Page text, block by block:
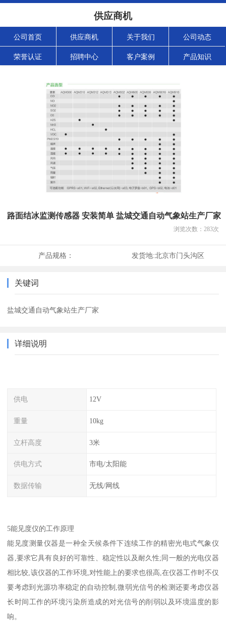
供应商机
公司首页 供应商机 关于我们 公司动态
荣誉认证 招聘中心 客户案例 产品知识
路面结冰监测传感器 安装简单 盐城交通自动气象站生产厂家
浏览次数： 283次
产品规格： 发货地:北京市门头沟区
关键词
盐城交通自动气象站生产厂家
详细说明
供电 12V
重量 10kg
立杆高度 3米
供电方式 市电/太阳能
数据传输 无线/网线
5能见度仪的工作原理
能见度测量仪器是一种全天候条件下连续工作的精密光电式气象仪
器,要求它具有良好的可靠性、稳定性以及耐久性;同一般的光电仪器
相比较,该仪器的工作环境,对性能上的要求也很高,在仪器工作时不仅
要考虑到光源功率稳定的自动控制,微弱光信号的检测还要考虑仪器
长时间工作的环境污染所造成的对光信号的削弱以及环境温度的影
响。